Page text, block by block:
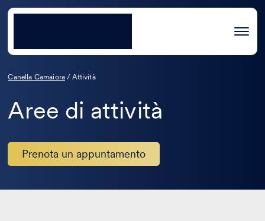
Canella Camaiora /Attività
Aree di attività
Prenota un appuntamento